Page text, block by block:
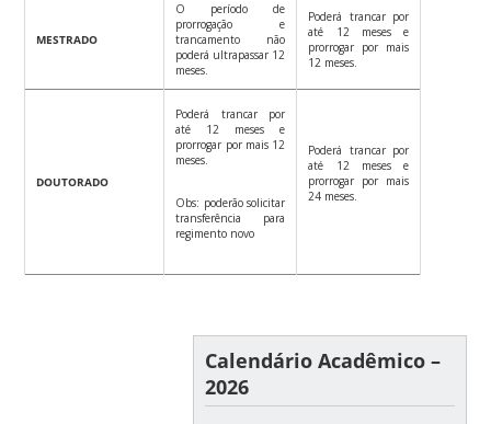
MESTRADO
O período de
prorrogação e
trancamento não
poderá ultrapassar 12
meses.
Poderá trancar por
até 12 meses e
prorrogar por mais
12 meses.
DOUTORADO
Poderá trancar por
até 12 meses e
prorrogar por mais 12
meses.
Obs: poderão solicitar
transferência para
regimento novo
Poderá trancar por
até 12 meses e
prorrogar por mais
24 meses.
Calendário Acadêmico –
2026